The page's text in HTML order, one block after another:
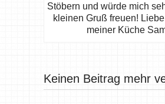
Stöbern und würde mich
kleinen Gruß freuen!
meiner Küche
Keinen Beitrag mehr